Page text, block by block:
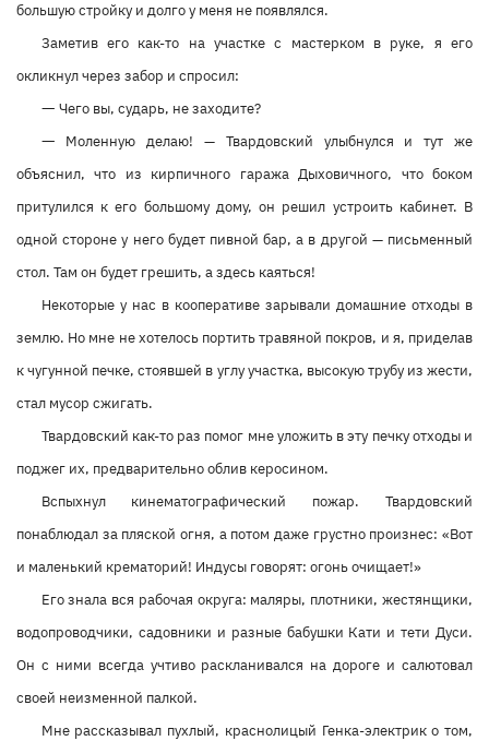
большую стройку и долго у меня не появлялся.
Заметив его как-то на участке с мастерком в руке, я его
окликнул через забор и спросил:
— Чего вы, сударь, не заходите?
—
Моленную делаю! — Твардовский улыбнулся и тут же
объяснил, что из кирпичного гаража Дыховичного, что боком
притулился к его большому дому, он решил устроить кабинет. В
одной стороне у него будет пивной бар, а в другой — письменный
стол. Там он будет грешить, а здесь каяться!
Некоторые у нас в кооперативе зарывали домашние отходы в
землю. Но мне не хотелось портить травяной покров, и я, приделав
к чугунной печке, стоявшей в углу участка, высокую трубу из жести,
стал мусор сжигать.
Твардовский как-то раз помог мне уложить в эту печку отходы и
поджег их, предварительно облив керосином.
Вспыхнул кинематографический пожар. Твардовский
понаблюдал за пляской огня, а потом даже грустно произнес: «Вот
и маленький крематорий! Индусы говорят: огонь очищает!»
Его знала вся рабочая округа: маляры, плотники, жестянщики,
водопроводчики, садовники и разные бабушки Кати и тети Дуси.
Он с ними всегда учтиво раскланивался на дороге и салютовал
своей неизменной палкой.
Мне рассказывал пухлый, краснолицый Генка-электрик о том,